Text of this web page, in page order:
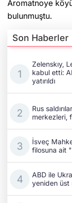
Aromatnoye
bulunmuştu.
Son Haberler
Zelenskıy,
kabul etti:
yatırıldı
Rus
merkezleri,
İsveç
filosuna ait
ABD ile
yeniden üst